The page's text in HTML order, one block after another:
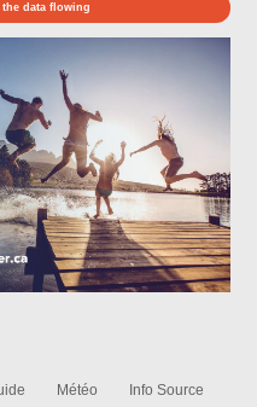
the data flowing
Météo Info Source